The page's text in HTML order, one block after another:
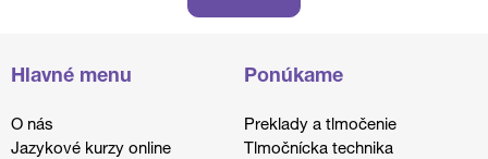
Hlavné menu
O nás
Jazykové kurzy online
Ponúkame
Preklady a tlmočenie
Tlmočnícka technika